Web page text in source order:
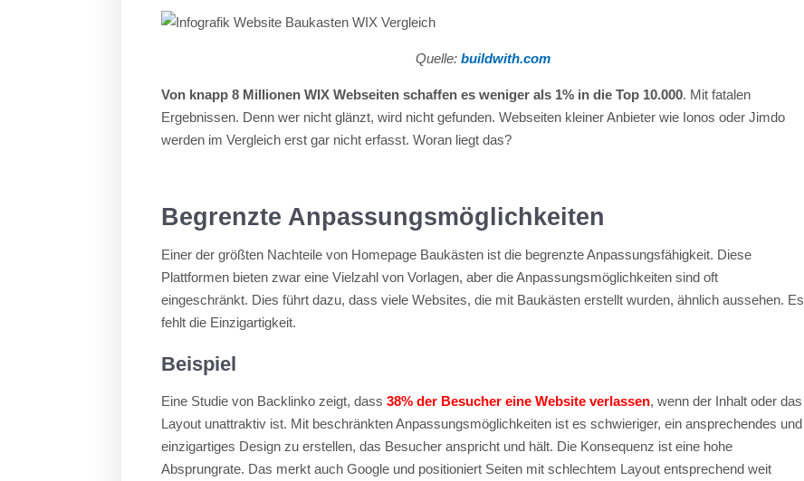
Quelle:buildwith.com
Von knapp 8 Millionen WIX Webseiten schaffen es weniger als 1% in die Top 10.000. Mit fatalen
Ergebnissen. Denn wer nicht glänzt, wird nicht gefunden. Webseiten kleiner Anbieter wie Ionos oder Jimdo
werden im Vergleich erst gar nicht erfasst. Woran liegt das?
Begrenzte Anpassungsmöglichkeiten
Einer der größten Nachteile von Homepage Baukästen ist die begrenzte Anpassungsfähigkeit. Diese
Plattformen bieten zwar eine Vielzahl von Vorlagen, aber die Anpassungsmöglichkeiten sind oft
eingeschränkt. Dies führt dazu, dass viele Websites, die mit Baukästen erstellt wurden, ähnlich aussehen. Es
fehlt die Einzigartigkeit.
Beispiel
Eine Studie von Backlinko zeigt, dass38% der Besucher eine Website verlassen, wenn der Inhalt oder das
Layout unattraktiv ist. Mit beschränkten Anpassungsmöglichkeiten ist es schwieriger, ein ansprechendes und
einzigartiges Design zu erstellen, das Besucher anspricht und hält. Die Konsequenz ist eine hohe
Absprungrate. Das merkt auch Google und positioniert Seiten mit schlechtem Layout entsprechend weit